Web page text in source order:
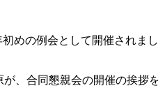
めの例会として開催されまし
、合同懇親会の開催の挨拶